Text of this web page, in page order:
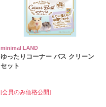
minimal LAND
ゆったりコーナー バス クリーン
セット
[会員のみ価格公開]